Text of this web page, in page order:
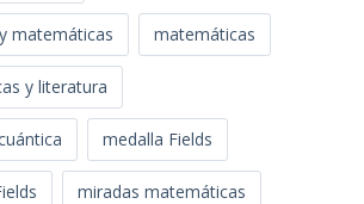
matemáticas matemáticas
y literatura
medalla Fields
miradas matemáticas